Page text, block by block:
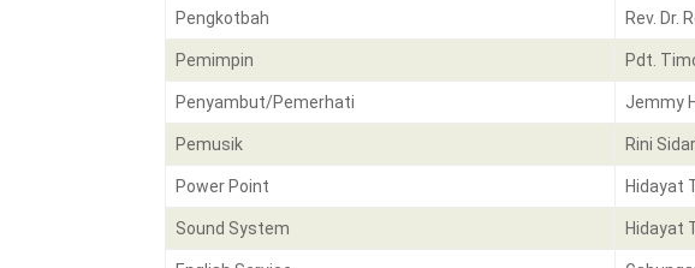
Pengkotbah Rev. Dr.
Pemimpin Pdt.
Penyambut/Pemerhati Jemmy
Pemusik Rini
Power Point Hidayat
Sound System Hidayat